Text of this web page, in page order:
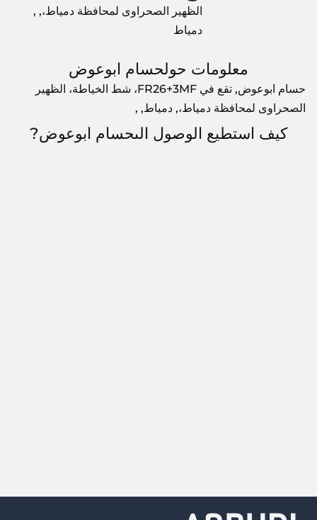
الظهير الصحراوى لمحافظة دمياط،, ,
دمياط
معلومات حولحسام ابوعوض
حسام ابوعوض, تقع في FR26+3MF، شط الخياطة، الظهير
الصحراوى لمحافظة دمياط،, دمياط, ,
كيف استطيع الوصول الىحسام ابوعوض?